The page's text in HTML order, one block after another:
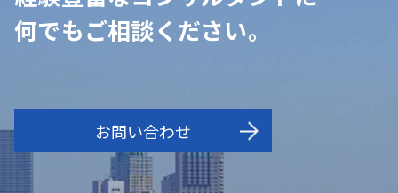
何でもご相談ください。
お問い合わせ